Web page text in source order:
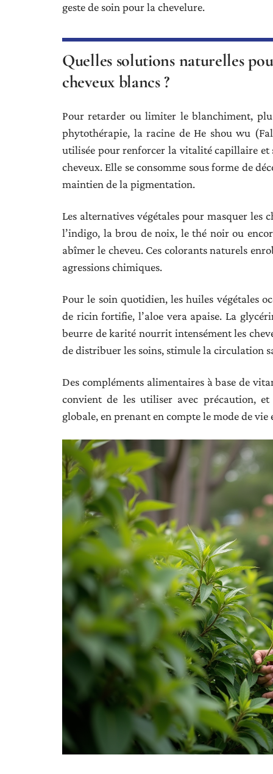
geste de soin pour la chevelure.
Quelles solutions naturelles
cheveux blancs ?
Pour retarder ou limiter le blanchiment,
phytothérapie, la racine de He shou wu
utilisée pour renforcer la vitalité capillaire et
cheveux. Elle se consomme sous forme de
maintien de la pigmentation.
Les alternatives végétales pour masquer les
l’indigo, la brou de noix, le thé noir ou
abîmer le cheveu. Ces colorants naturels
agressions chimiques.
Pour le soin quotidien, les huiles végétales
de ricin fortifie, l’aloe vera apaise. La
beurre de karité nourrit intensément les
de distribuer les soins, stimule la circulation
Des compléments alimentaires à base de
convient de les utiliser avec précaution,
globale, en prenant en compte le mode de